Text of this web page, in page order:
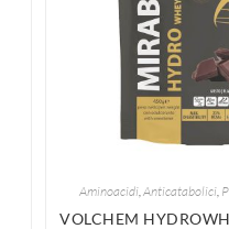
Aminoacidi, Anticatabolici,
VOLCHEM